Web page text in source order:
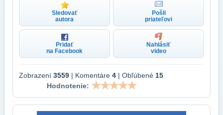
Sledovať
autora
Pošli
priateľovi
Pridať
na Facebook
Nahlásiť
video
Zobrazení 3559 | Komentáre 4 | Obľúbené 15
Hodnotenie: